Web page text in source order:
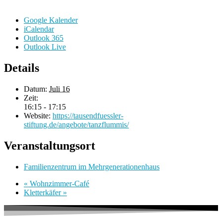
Google Kalender
iCalendar
Outlook 365
Outlook Live
Details
Datum: Juli 16
Zeit:
16:15 - 17:15
Website: https://tausendfuessler-
stiftung.de/angebote/tanzflummis/
Veranstaltungsort
Familienzentrum im Mehrgenerationenhaus
« Wohnzimmer-Café
Kletterkäfer »